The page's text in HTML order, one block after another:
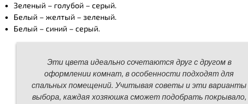
Зеленый – голубой – серый.
Белый – желтый – зеленый.
Белый – синий – серый.
Эти цвета идеально сочетаются друг с другом в
оформлении комнат, в особенности подходят для
спальных помещений. Учитывая советы и эти варианты
выбора, каждая хозяюшка сможет подобрать покрывало,